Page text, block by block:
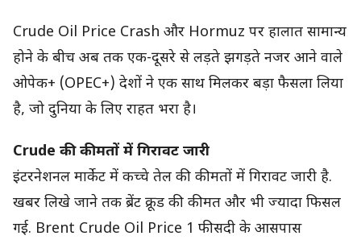
Crude Oil Price Crash और Hormuz पर हालात सामान्य
होने के बीच अब तक एक-दूसरे से लड़ते झगड़ते नजर आने वाले
ओपेक+ (OPEC+) देशों ने एक साथ मिलकर बड़ा फैसला लिया
है, जो दुनिया के लिए राहत भरा है।
Crude की कीमतों में गिरावट जारी
इंटरनेशनल मार्केट में कच्चे तेल की कीमतों में गिरावट जारी है.
खबर लिखे जाने तक ब्रेंट क्रूड की कीमत और भी ज्यादा फिसल
गई. Brent Crude Oil Price 1 फीसदी के आसपास